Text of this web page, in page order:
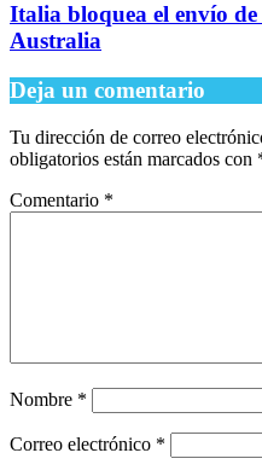
Italia bloquea el envío
Australia
Deja un comentario
Tu dirección de correo
obligatorios están marcados con
Comentario *
Nombre *
Correo electrónico *